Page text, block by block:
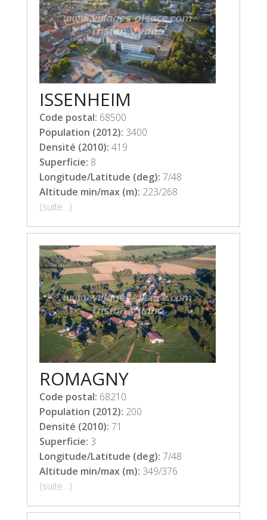
ISSENHEIM
Code postal: 68500
Population (2012): 3400
Densité (2010): 419
Superficie: 8
Longitude/Latitude (deg): 7/48
Altitude min/max (m): 223/268
(suite…)
ROMAGNY
Code postal: 68210
Population (2012): 200
Densité (2010): 71
Superficie: 3
Longitude/Latitude (deg): 7/48
Altitude min/max (m): 349/376
(suite…)